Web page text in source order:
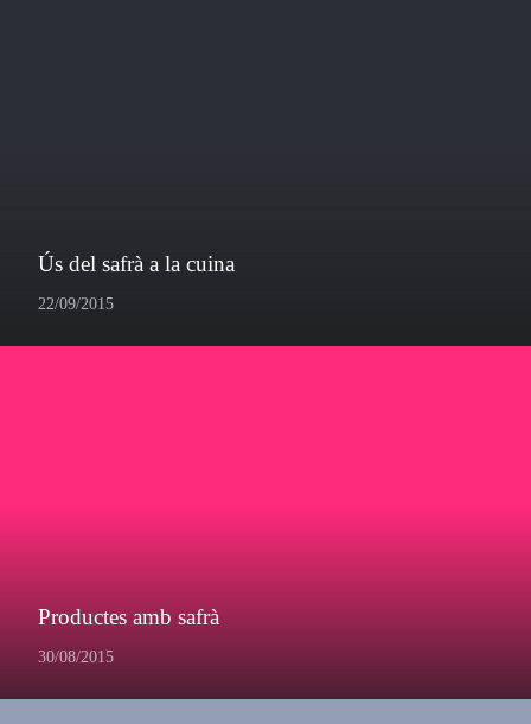
Ús del safrà a la cuina
22/09/2015
Productes amb safrà
30/08/2015